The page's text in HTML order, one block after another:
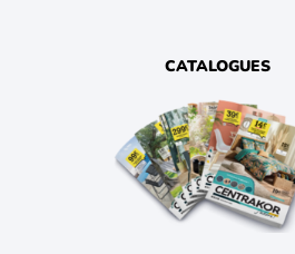
CATALOGUES